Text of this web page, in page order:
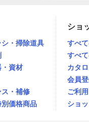
・掃除道具
資材
ス・補修
価格商品
ショ
すべ
すべ
カタ
会員
ご利
ショ